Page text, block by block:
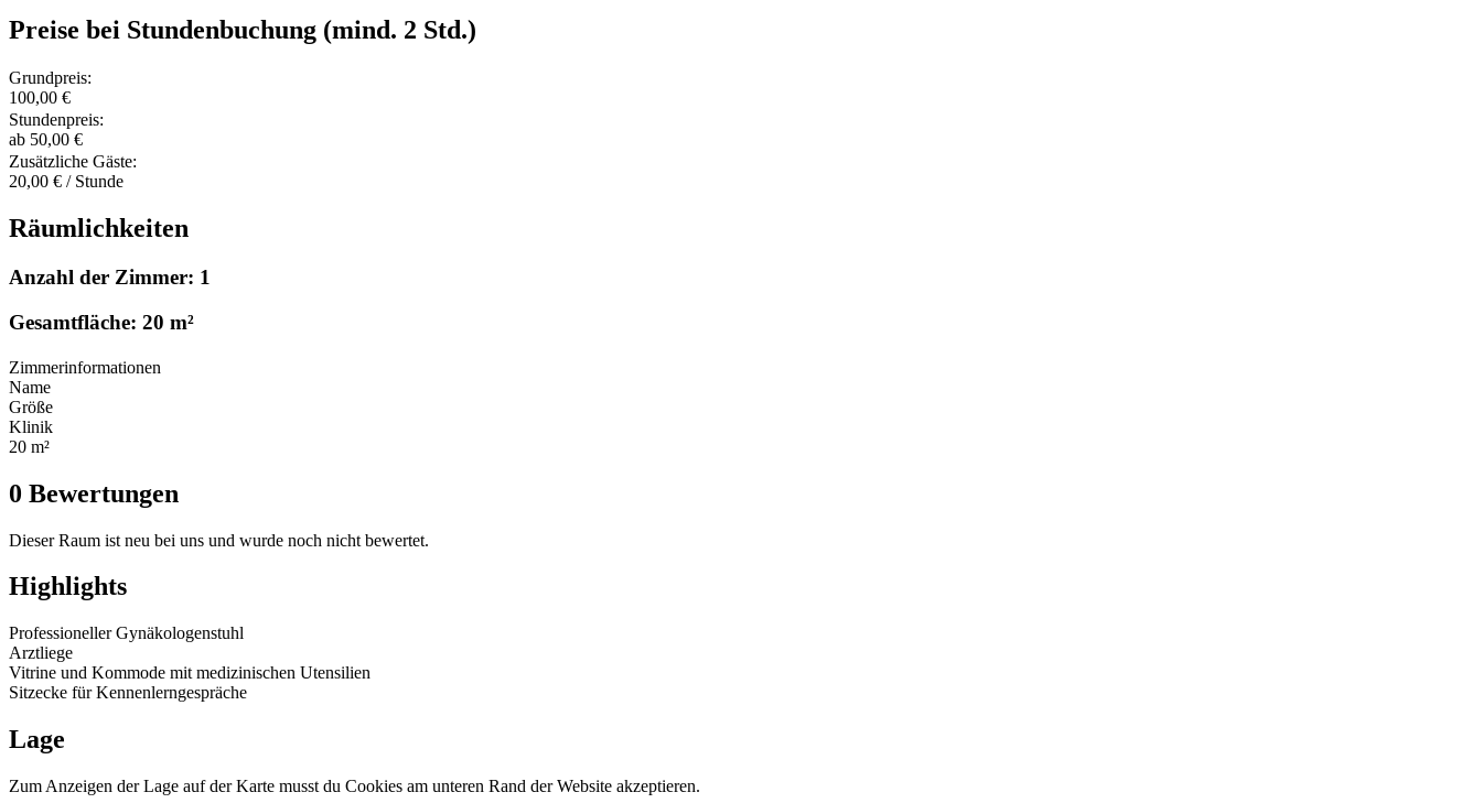
Preise bei Stundenbuchung (mind. 2 Std.)
Grundpreis:
100,00 €
Stundenpreis:
ab 50,00 €
Zusätzliche Gäste:
20,00 € / Stunde
Räumlichkeiten
Anzahl der Zimmer: 1
Gesamtfläche: 20 m²
Zimmerinformationen
Name
Größe
Klinik
20 m²
0 Bewertungen
Dieser Raum ist neu bei uns und wurde noch nicht bewertet.
Highlights
Professioneller Gynäkologenstuhl
Arztliege
Vitrine und Kommode mit medizinischen Utensilien
Sitzecke für Kennenlerngespräche
Lage
Zum Anzeigen der Lage auf der Karte musst du Cookies am unteren Rand der Website akzeptieren.